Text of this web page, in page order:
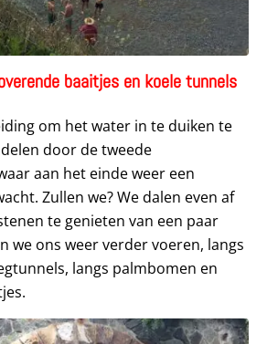
baaitjes en koele tunnels
om het water in te duiken te
door de tweede
aan het einde weer een
Zullen we? We dalen even af
te genieten van een paar
we ons weer verder voeren, langs
langs palmbomen en